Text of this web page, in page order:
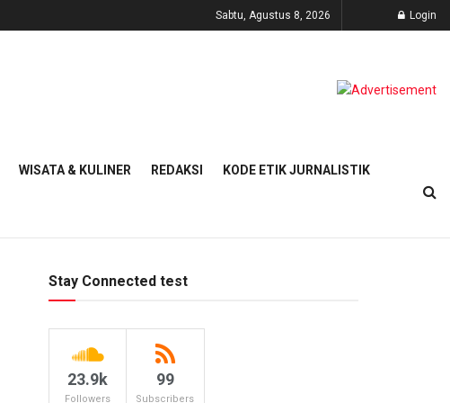
Sabtu, Agustus 8, 2026 Login
WISATA & KULINER REDAKSI KODE ETIK JURNALISTIK
Stay Connected test
23.9k
Followers
99
Subscribers